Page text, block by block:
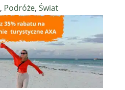
, Podróże, Świat